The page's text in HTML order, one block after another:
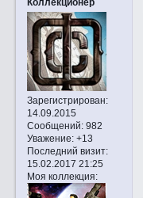
Зарегистрирован:
14.09.2015
Сообщений:982
Уважение: +13
Последний визит:
15.02.2017 21:25
Моя коллекция: